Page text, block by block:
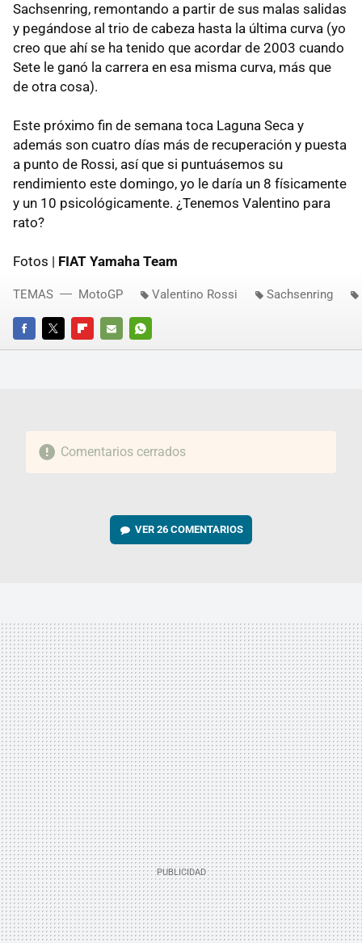
Sachsenring, remontando a partir de sus malas salidas
y pegándose al trio de cabeza hasta la última curva (yo
creo que ahí se ha tenido que acordar de 2003 cuando
Sete le ganó la carrera en esa misma curva, más que
de otra cosa).
Este próximo fin de semana toca Laguna Seca y
además son cuatro días más de recuperación y puesta
a punto de Rossi, así que si puntuásemos su
rendimiento este domingo, yo le daría un 8 físicamente
y un 10 psicológicamente. ¿Tenemos Valentino para
rato?
Fotos | FIAT Yamaha Team
FACEBOOKTWITTERFLIPBOARD
E-
WHATSAPP
TEMAS MotoGP Valentino Rossi Sachsenring
Comentarios cerrados
VER 26 COMENTARIOS